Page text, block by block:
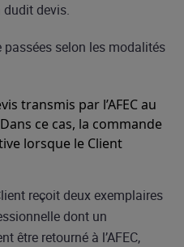
dudit devis.
selon les modalités
transmis par l’AFEC au
ce cas, la commande
lorsque le Client
reçoit deux exemplaires
dont un
être retourné à l’AFEC,